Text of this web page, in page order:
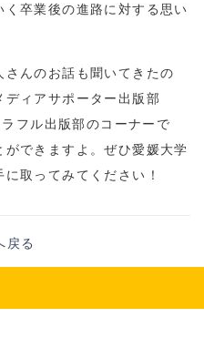
卒業後の進路に対する思い
んのお話も聞いてきたの
ィアサポーター出版部
フル出版部のコーナーで
できますよ。ぜひ愛媛大学
取ってみてください！
戻る